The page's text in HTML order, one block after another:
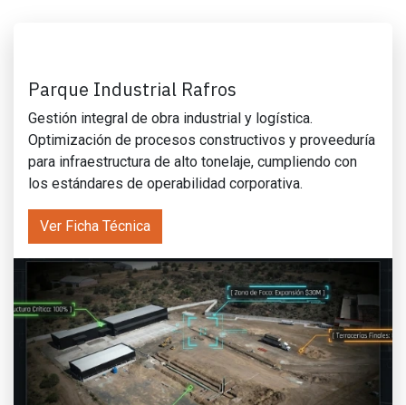
Parque Industrial Rafros
Gestión integral de obra industrial y logística.
Optimización de procesos constructivos y proveeduría
para infraestructura de alto tonelaje, cumpliendo con
los estándares de operabilidad corporativa.
Ver Ficha Técnica